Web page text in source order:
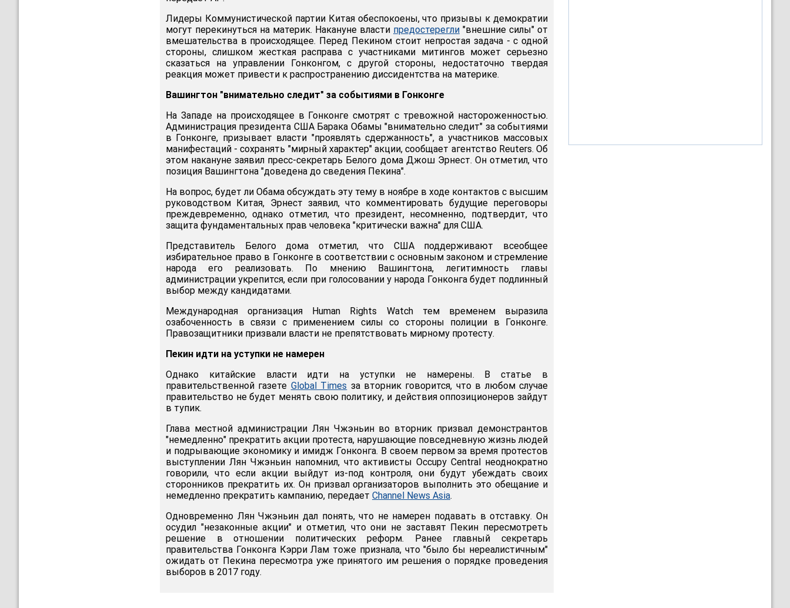
Лидеры Коммунистической партии Китая обеспокоены, что призывы к демократии
могут перекинуться на материк. Накануне власти предостерегли "внешние силы" от
вмешательства в происходящее. Перед Пекином стоит непростая задача - с одной
стороны, слишком жесткая расправа с участниками митингов может серьезно
сказаться на управлении Гонконгом, с другой стороны, недостаточно твердая
реакция может привести к распространению диссидентства на материке.
Вашингтон "внимательно следит" за событиями в Гонконге
На Западе на происходящее в Гонконге смотрят с тревожной настороженностью.
Администрация президента США Барака Обамы "внимательно следит" за событиями
в Гонконге, призывает власти "проявлять сдержанность", а участников массовых
манифестаций - сохранять "мирный характер" акции, сообщает агентство Reuters. Об
этом накануне заявил пресс-секретарь Белого дома Джош Эрнест. Он отметил, что
позиция Вашингтона "доведена до сведения Пекина".
На вопрос, будет ли Обама обсуждать эту тему в ноябре в ходе контактов с высшим
руководством Китая, Эрнест заявил, что комментировать будущие переговоры
преждевременно, однако отметил, что президент, несомненно, подтвердит, что
защита фундаментальных прав человека "критически важна" для США.
Представитель Белого дома отметил, что США поддерживают всеобщее
избирательное право в Гонконге в соответствии с основным законом и стремление
народа его реализовать. По мнению Вашингтона, легитимность главы
администрации укрепится, если при голосовании у народа Гонконга будет подлинный
выбор между кандидатами.
Международная организация Human Rights Watch тем временем выразила
озабоченность в связи с применением силы со стороны полиции в Гонконге.
Правозащитники призвали власти не препятствовать мирному протесту.
Пекин идти на уступки не намерен
Однако китайские власти идти на уступки не намерены. В статье в
правительственной газете Global Times за вторник говорится, что в любом случае
правительство не будет менять свою политику, и действия оппозиционеров зайдут
в тупик.
Глава местной администрации Лян Чжэньин во вторник призвал демонстрантов
"немедленно" прекратить акции протеста, нарушающие повседневную жизнь людей
и подрывающие экономику и имидж Гонконга. В своем первом за время протестов
выступлении Лян Чжэньин напомнил, что активисты Occupy Central неоднократно
говорили, что если акции выйдут из-под контроля, они будут убеждать своих
сторонников прекратить их. Он призвал организаторов выполнить это обещание и
немедленно прекратить кампанию, передает Channel News Asia.
Одновременно Лян Чжэньин дал понять, что не намерен подавать в отставку. Он
осудил "незаконные акции" и отметил, что они не заставят Пекин пересмотреть
решение в отношении политических реформ. Ранее главный секретарь
правительства Гонконга Кэрри Лам тоже признала, что "было бы нереалистичным"
ожидать от Пекина пересмотра уже принятого им решения о порядке проведения
выборов в 2017 году.